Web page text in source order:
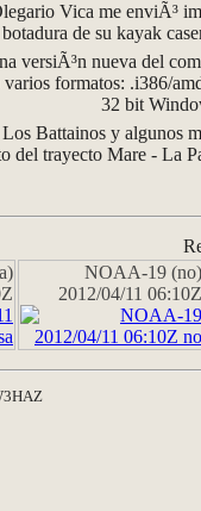
Vica me enviÃ³
botadura de su kayak
versiÃ³n nueva del
formatos: .i386/
32 bit
Los Battainos y algunos
del trayecto Mare - La
NOAA-19 (no)
2012/04/11 06:10Z